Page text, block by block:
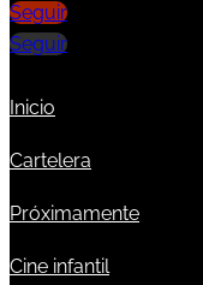
Seguir
Seguir
Inicio
Cartelera
Próximamente
Cine infantil